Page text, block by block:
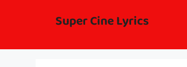
Super Cine Lyrics